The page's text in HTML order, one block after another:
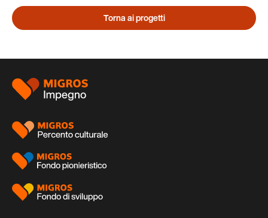
Torna ai progetti
Piè
pagina